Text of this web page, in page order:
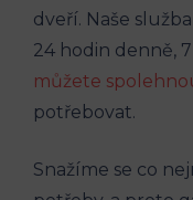
dveří. Naše
24 hodin denně,
můžete
potřebovat.
Snažíme se co